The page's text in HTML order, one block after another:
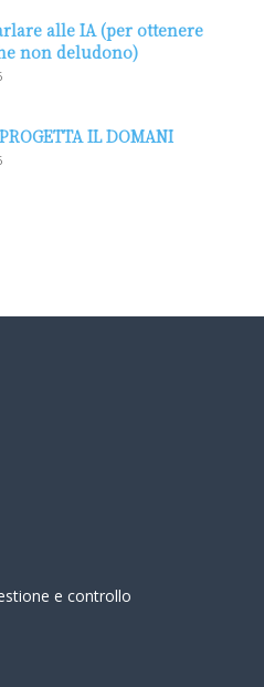
alle IA (per ottenere
non deludono)
IL DOMANI
e controllo